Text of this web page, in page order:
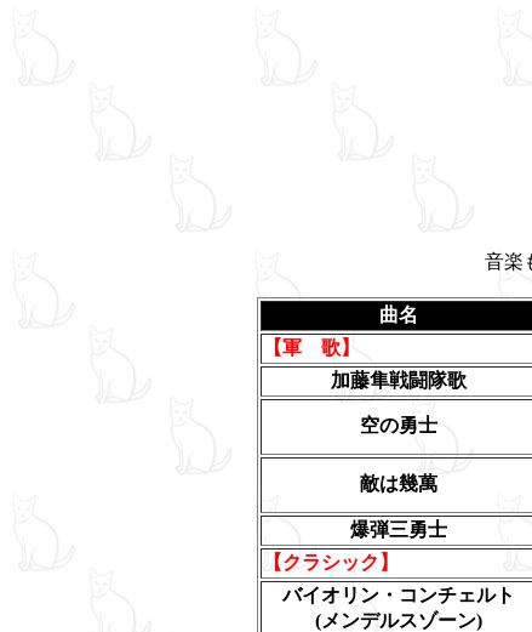
音楽
曲名
【軍 歌】
加藤隼戦闘隊歌
空の勇士
敵は幾萬
爆弾三勇士
【クラシック】
バイオリン・コンチェルト
(メンデルスゾーン)